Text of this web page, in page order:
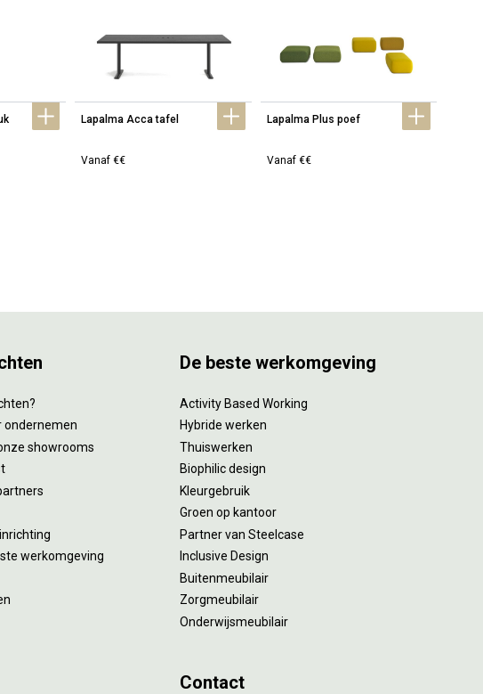
Lapalma Acca tafel
Vanaf €€
Lapalma Plus poef
Vanaf €€
ondernemen
showrooms
werkomgeving
De beste werkomgeving
Activity Based Working
Hybride werken
Thuiswerken
Biophilic design
Kleurgebruik
Groen op kantoor
Partner van Steelcase
Inclusive Design
Buitenmeubilair
Zorgmeubilair
Onderwijsmeubilair
Contact